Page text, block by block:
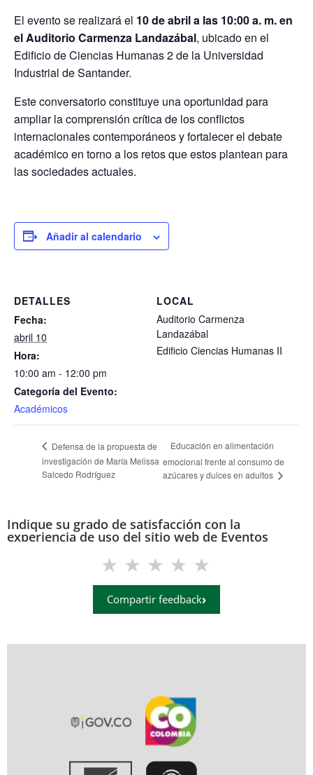
El evento se realizará el 10 de abril a las 10:00 a. m. en
el Auditorio Carmenza Landazábal, ubicado en el
Edificio de Ciencias Humanas 2 de la Universidad
Industrial de Santander.
Este conversatorio constituye una oportunidad para
ampliar la comprensión crítica de los conflictos
internacionales contemporáneos y fortalecer el debate
académico en torno a los retos que estos plantean para
las sociedades actuales.
Añadir al calendario
DETALLES
Fecha:
abril 10
Hora:
10:00 am - 12:00 pm
Categoría del Evento:
Académicos
LOCAL
Auditorio Carmenza
Landazábal
Edificio Ciencias Humanas II
Defensa de la propuesta de
investigación de María Melissa
Salcedo Rodríguez
Educación en alimentación
emocional frente al consumo de
azúcares y dulces en adultos
Indique su grado de satisfacción con la
experiencia de uso del sitio web de Eventos